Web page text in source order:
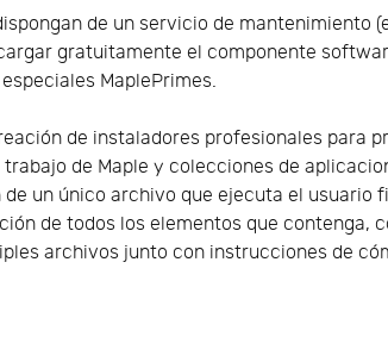
de un servicio de mantenimiento
gratuitamente el componente
MaplePrimes.
de instaladores profesionales para
de Maple y colecciones de
un único archivo que ejecuta el usuario
de todos los elementos que contenga,
archivos junto con instrucciones de